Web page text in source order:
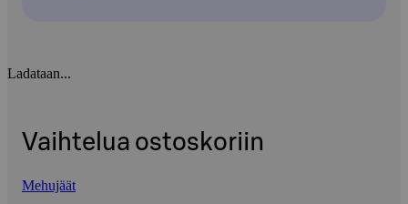
Ladataan...
Vaihtelua ostoskoriin
Mehujäät